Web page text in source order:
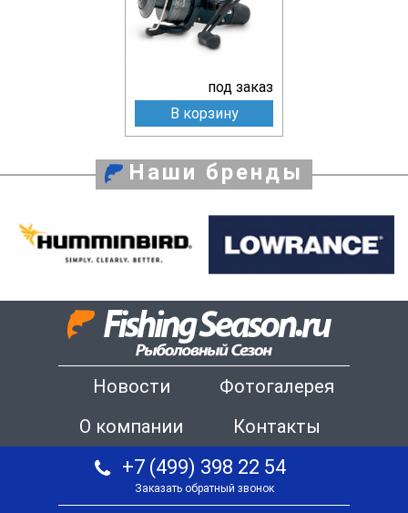
под заказ
В корзину
Наши бренды
Новости
Фотогалерея
О компании
Контакты
+7 (499) 398 22 54
Заказать обратный звонок